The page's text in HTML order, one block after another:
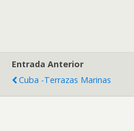
Entrada Anterior
Cuba -Terrazas Marinas